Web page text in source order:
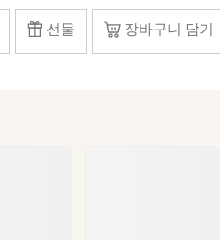
선물 장바구니 담기